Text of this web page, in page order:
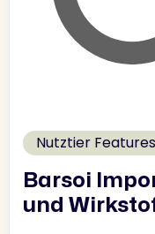
Nutztier Features
Barsoi
und